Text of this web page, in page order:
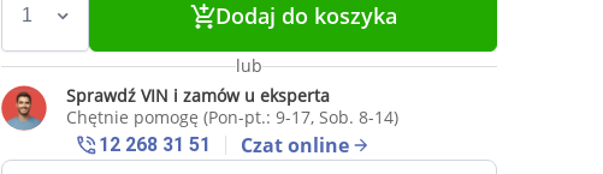
Dodaj do koszyka
lub
Sprawdź VIN i zamów u eksperta
Chętnie pomogę (Pon-pt.: 9-17, Sob. 8-14)
12 268 31 51
Czat online